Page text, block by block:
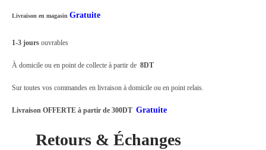
Livraison en magasin Gratuite
1-3 jours ouvrables
À domicile ou en point de collecte à partir de 8DT
Sur toutes vos commandes en livraison à domicile ou en point relais.
Livraison OFFERTE à partir de 300DT Gratuite
Retours & Échanges